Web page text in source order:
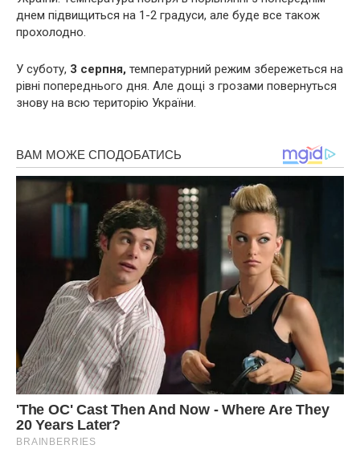
днем підвищиться на 1-2 градуси, але буде все також
прохолодно.
У суботу, 3 серпня, температурний режим збережеться на
рівні попереднього дня. Але дощі з грозами повернуться
знову на всю територію України.